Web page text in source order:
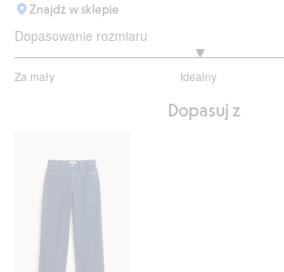
Znajdź w sklepie
Dopasowanie rozmiaru
Za mały Idealny
na
głosów
Dopasuj z